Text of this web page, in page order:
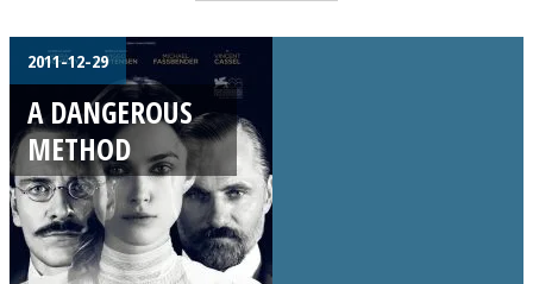
2011-12-29
A DANGEROUS
METHOD